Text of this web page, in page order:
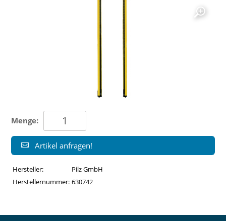
Menge:
Artikel anfragen!
Hersteller:
Pilz GmbH
Herstellernummer: 630742